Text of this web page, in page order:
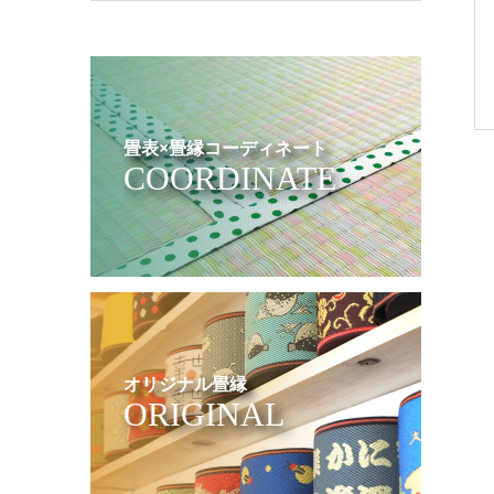
畳表×畳縁コーディネート
COORDINATE
オリジナル畳縁
ORIGINAL